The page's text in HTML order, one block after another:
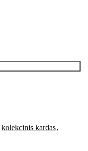
kolekcinis kardas,